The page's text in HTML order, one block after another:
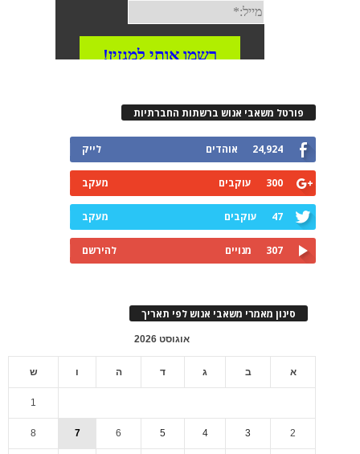
פורטל משאבי אנוש ברשתות החברתיות
24,924 אוהדים לייק
300 עוקבים מעקב
47 עוקבים מעקב
307 מנויים להירשם
סינון מאמרי משאבי אנוש לפי תאריך
אוגוסט 2026
א ב ג ד ה ו ש
1
2
3
4
5
6
7
8